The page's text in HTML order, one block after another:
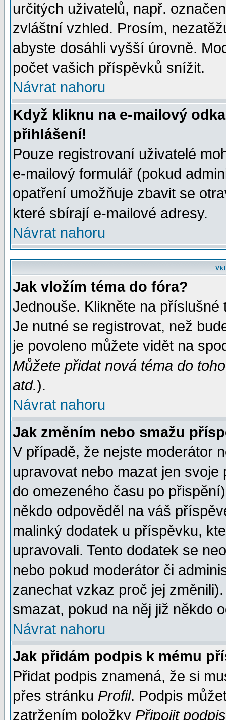
určitých uživatelů, např.
zvláštní vzhled. Prosím,
abyste dosáhli vyšší úrovně.
počet vašich příspěvků snížit.
Návrat nahoru
Když kliknu na e-mailový
přihlášení!
Pouze registrovaní uživatelé
e-mailový formulář (pokud
opatření umožňuje zbavit se
které sbírají e-mailové adresy.
Návrat nahoru
Jak vložím téma do fóra?
Jednouše. Klikněte na
Je nutné se registrovat, než
je povoleno můžete vidět na
Můžete přidat nová téma do
atd.).
Návrat nahoru
Jak změním nebo smažu
V případě, že nejste moderátor
upravovat nebo mazat jen
do omezeného času po
někdo odpověděl na váš
malinký dodatek u příspěvku,
upravovali. Tento dodatek se
nebo pokud moderátor či
zanechat vzkaz proč jej
smazat, pokud na něj již někdo
Návrat nahoru
Jak přidám podpis k mému
Přidat podpis znamená, že si
přes stránku Profil. Podpis
zatržením položky Připojit podpis